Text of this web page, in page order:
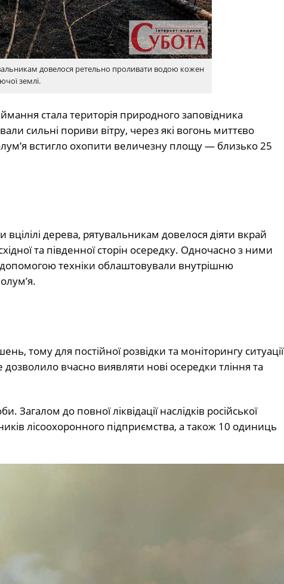
довелося ретельно проливати водою кожен
землі.
стала територія природного заповідника
сильні пориви вітру, через які вогонь миттєво
встигло охопити величезну площу — близько 25
дерева, рятувальникам довелося діяти вкрай
та південної сторін осередку. Одночасно з ними
техніки облаштовували внутрішню
тому для постійної розвідки та моніторингу ситуації
вчасно виявляти нові осередки тління та
до повної ліквідації наслідків російської
лісоохоронного підприємства, а також 10 одиниць